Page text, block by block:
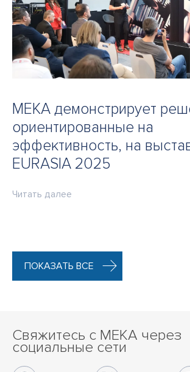
MEKA демонстрирует
ориентированные на
эффективность, на
EURASIA 2025
Читать далее
ПОКАЗАТЬ ВСЕ
Свяжитесь с MEKA через
социальные сети